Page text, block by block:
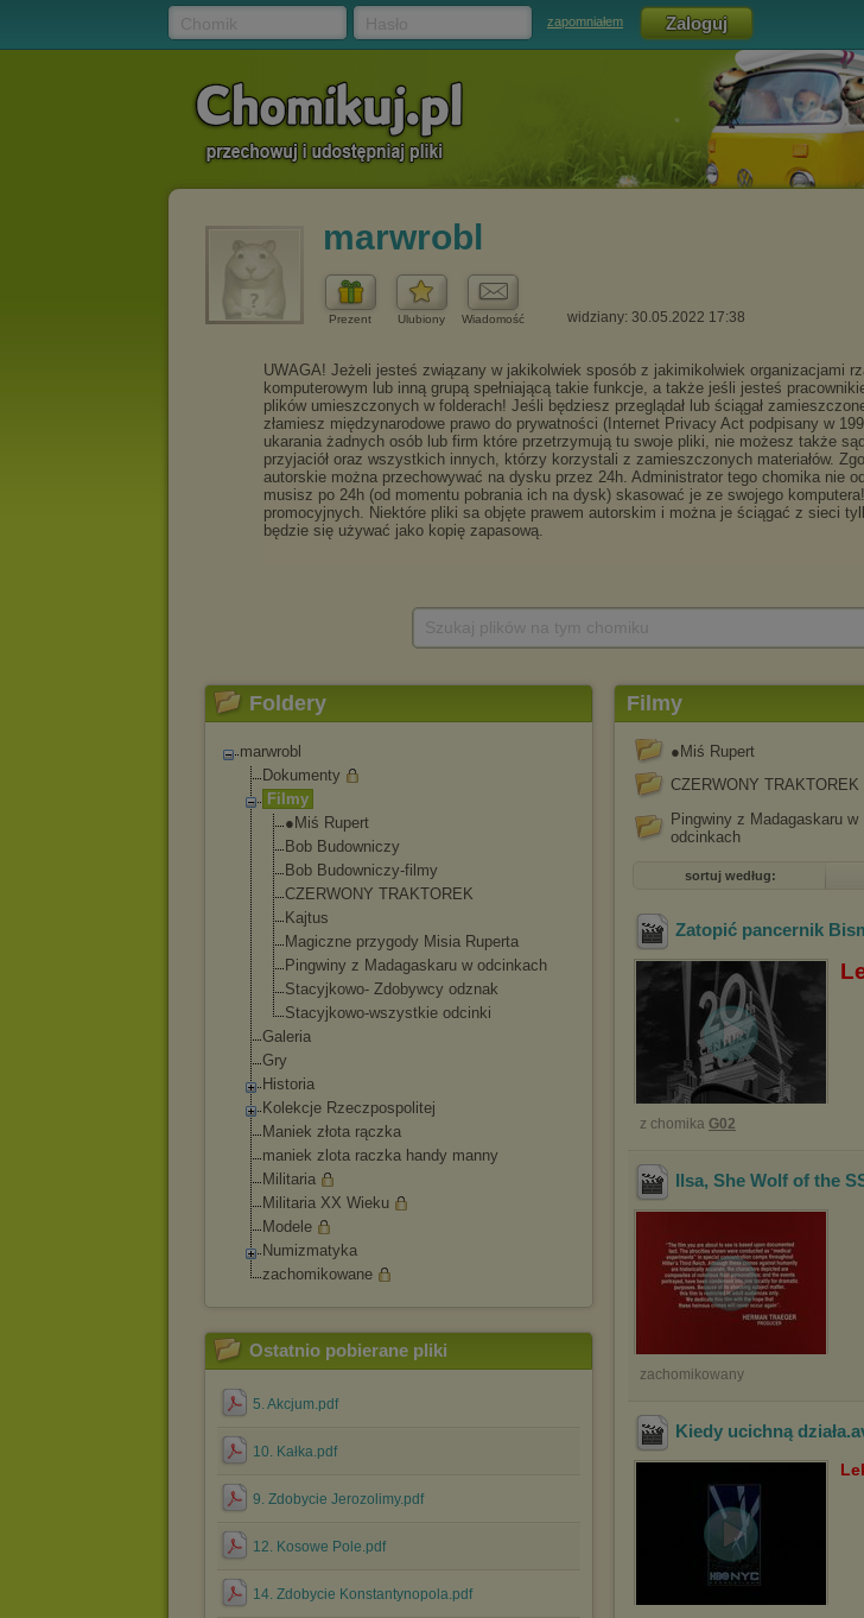
zapomniałem
marwrobl
Prezent Ulubiony Wiadomość widziany: 30.05.2022 17:38
Foldery
marwrobl
Dokumenty
Filmy
●Miś Rupert
Bob Budowniczy
Bob Budowniczy-fil my
CZERWONY TRAKTOREK
Kajtus
Magiczne przygody Misia Ruperta
Pingwiny z Madagaskaru w odcinkach
Stacyjkowo- Zdobywcy odznak
Stacyjkowo-wszystkie odcinki
Galeria
Gry
Historia
Kolekcje Rzeczpospolitej
Maniek złota rączka
maniek zlota raczka handy manny
Militaria
Militaria XX Wieku
Modele
Numizmatyka
zachomikowane
Ostatnio pobierane pliki
5. Akcjum.pdf
10. Kałka.pdf
9. Zdobycie Jerozolimy.pdf
12. Kosowe Pole.pdf
14. Zdobycie Konstantynopola.pdf
Filmy
●Miś Rupert
CZERWONY TRAKTOREK
Pingwiny z Madagaskaru w
odcinkach
sortuj według:
Zatopić pancernik
z chomika G02
Ilsa, She Wolf of the
zachomikowany
Kiedy ucichną działa